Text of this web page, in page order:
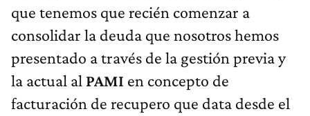
que tenemos que recién comenzar a
consolidar la deuda que nosotros hemos
presentado a través de la gestión previa y
la actual al PAMI en concepto de
facturación de recupero que data desde el